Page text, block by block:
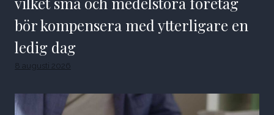
bör kompensera med ytterligare en
ledig dag
8 augusti 2026